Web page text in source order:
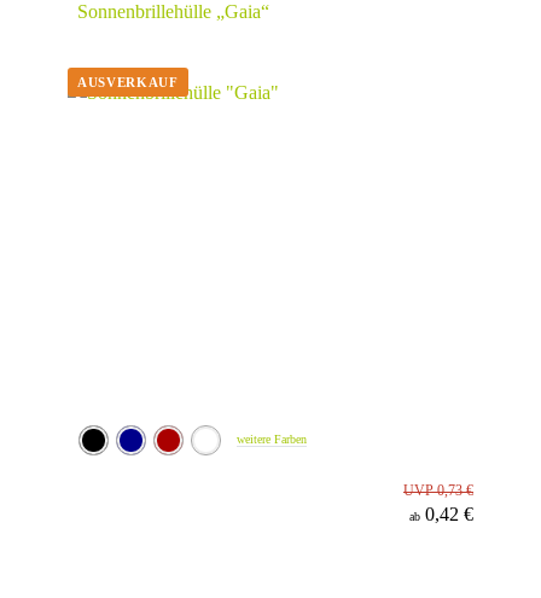
Sonnenbrillehülle „Gaia“
weitere Farben
UVP 0,73 €
ab 0,42 €